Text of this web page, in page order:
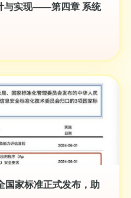
与实现——第四章 系统
国家标准正式发布，助